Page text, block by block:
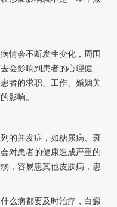
情会不断发生变化，周围
会影响到患者的心理健
者的求职、工作、婚姻关
影响。
的并发症，如糖尿病、斑
对患者的健康造成严重的
，容易患其他皮肤病，患
么病都要及时治疗，白癜